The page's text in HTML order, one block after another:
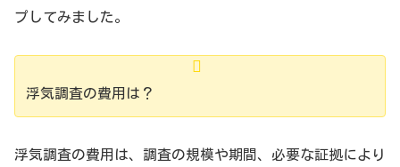
プしてみました。
浮気調査の費用は？
浮気調査の費用は、調査の規模や期間、必要な証拠により